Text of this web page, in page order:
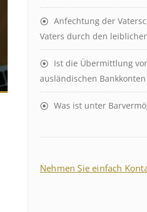
Anfechtung der
Vaters durch den
Ist die Über­mitt­lung
aus­länd­isch­en
Was ist unter
Nehmen Sie einfach